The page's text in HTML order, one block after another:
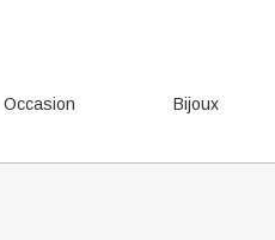
Occasion Bijoux